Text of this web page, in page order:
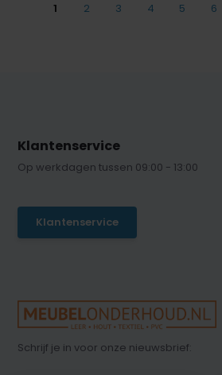
1 2 3 4 5 6
Klantenservice
Op werkdagen tussen 09:00 - 13:00
Klantenservice
Schrijf je in voor onze nieuwsbrief: